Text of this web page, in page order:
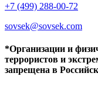
+7 (499) 288-00-72
sovsek@sovsek.com
*Организации и
террористов и
запрещена в